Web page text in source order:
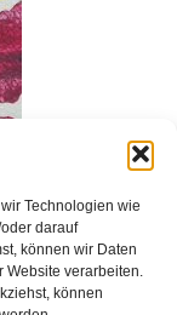
Technologien wie
darauf
können wir Daten
Website verarbeiten.
können